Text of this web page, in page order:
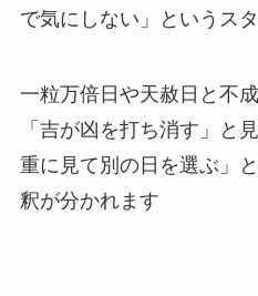
で気にしない」というス
一粒万倍日や天赦日と不
「吉が凶を打ち消す」と
重に見て別の日を選ぶ」
釈が分かれます